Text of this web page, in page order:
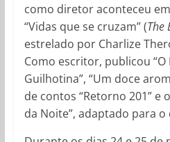
como diretor aconteceu
“Vidas que se cruzam” (The
estrelado por Charlize
Como escritor, publicou “O
Guilhotina”, “Um doce
de contos “Retorno 201” e
da Noite”, adaptado para o